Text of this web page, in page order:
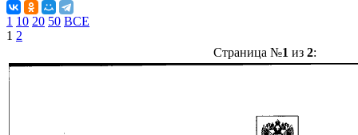
1 10 20 50 ВСЕ
1 2
Страница №1 из 2: